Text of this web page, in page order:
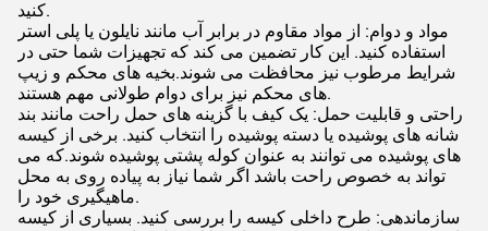
کنید.
مواد و دوام: از مواد مقاوم در برابر آب مانند نایلون یا پلی استر
استفاده کنید. این کار تضمین می کند که تجهیزات شما حتی در
شرایط مرطوب نیز محافظت می شوند.بخیه های محکم و زیپ
های محکم نیز برای دوام طولانی مهم هستند.
راحتی و قابلیت حمل: یک کیف با گزینه های حمل راحت مانند بند
شانه های پوشیده یا دسته پوشیده را انتخاب کنید. برخی از کیسه
های پوشیده می توانند به عنوان کوله پشتی پوشیده شوند.که می
تواند به خصوص راحت باشد اگر شما نیاز به پیاده روی به محل
ماهیگیری خود را.
سازماندهی: طرح داخلی کیسه را بررسی کنید. بسیاری از کیسه